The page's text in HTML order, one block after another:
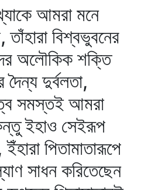
আমরা মনে
তাঁহারা বিশ্বভুবনের
অলৌকিক শক্তি
দুর্বলতা,
সমস্তই আমরা
ইহাও সেইরূপ
ইঁহারা পিতামাতারূপে
সাধন করিতেছেন